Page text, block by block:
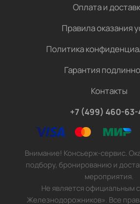
Оплата и
Правила оказания
Политика
Гарантия
Контакты
+7 (499) 460-63-
Внимание! Консьерж-сервис.
подбору, бронированию и
мероприятия.
Не является официальным
Железнодорожников». Все